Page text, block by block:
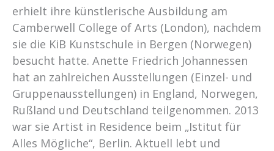
erhielt ihre künstlerische Ausbildung am
Camberwell College of Arts (London), nachdem
sie die KiB Kunstschule in Bergen (Norwegen)
besucht hatte. Anette Friedrich Johannessen
hat an zahlreichen Ausstellungen (Einzel- und
Gruppenausstellungen) in England, Norwegen,
Rußland und Deutschland teilgenommen. 2013
war sie Artist in Residence beim „Istitut für
Alles Mögliche“, Berlin. Aktuell lebt und